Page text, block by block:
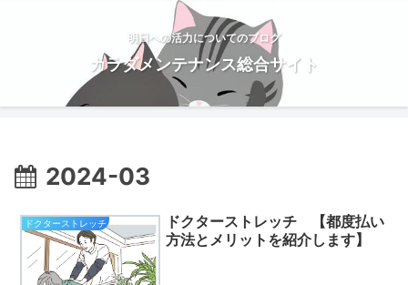
明日への活力についてのブログ
カラダメンテナンス総合サイト
2024-03
ドクターストレッチ
ドクターストレッチ 【都度払い
方法とメリットを紹介します】